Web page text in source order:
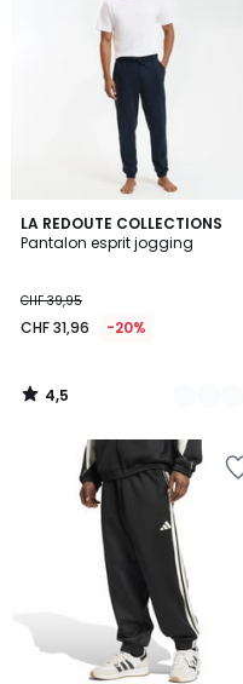
LA REDOUTE COLLECTIONS
Pantalon esprit jogging
CHF 39,95
CHF 31,96 -20%
4,5
/ 5
2
Couleurs
4,5
/